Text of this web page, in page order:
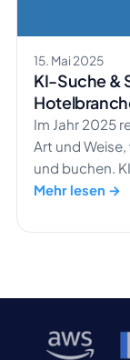
15. Mai 2025
KI-Suche &
​Im Jahr 2025
Art und
und buchen.
und Googles
indem sie
Bedeutung,
Mehr lesen →